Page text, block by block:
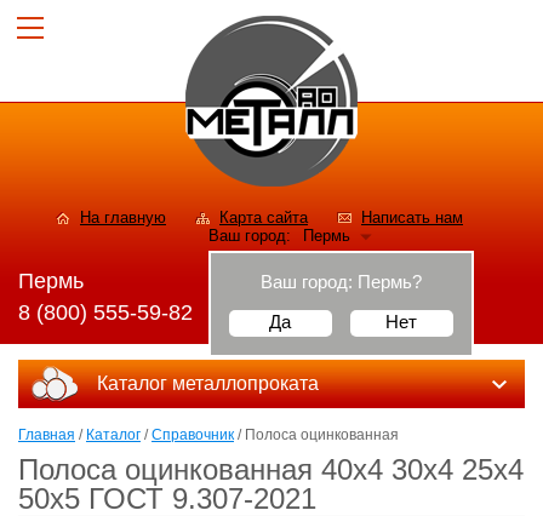
На главную Карта сайта
Написать нам
Ваш город:
Пермь
Ваш город: Пермь?
Да
Нет
Пермь
8 (800) 555-59-82
Каталог металлопроката
Главная / Каталог /Справочник / Полоса оцинкованная
Полоса оцинкованная 40х4 30х4 25х4
50х5 ГОСТ 9.307-2021